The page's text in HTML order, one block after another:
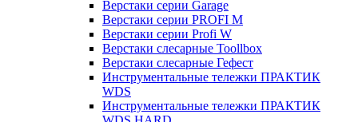
Верстаки серии Garage
Верстаки серии PROFI M
Верстаки серии Profi W
Верстаки слесарные Toollbox
Верстаки слесарные Гефест
Инструментальные тележки ПРАКТИК
WDS
Инструментальные тележки ПРАКТИК